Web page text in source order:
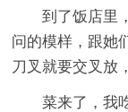
到了饭店里
问的模样，跟她
刀叉就要交叉放
菜来了，我